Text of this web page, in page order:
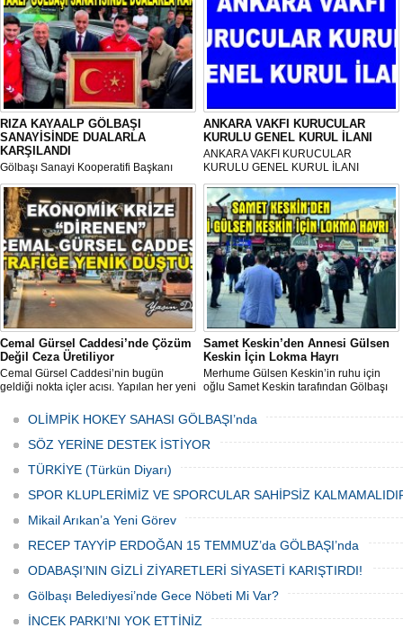
RIZA KAYAALP GÖLBAŞI
SANAYİSİNDE DUALARLA
KARŞILANDI
Gölbaşı Sanayi Kooperatifi Başkanı
Mehmet Aktay öncülüğünde, sanayi
esnafı adına düzenlenen anlamlı anma
programı Sanayi Camii’nde yoğun
katılımla gerçekleştirildi.
ANKARA VAKFI KURUCULAR
KURULU GENEL KURUL İLANI
ANKARA VAKFI KURUCULAR
KURULU GENEL KURUL İLANI
Cemal Gürsel Caddesi’nde Çözüm
Değil Ceza Üretiliyor
Cemal Gürsel Caddesi’nin bugün
geldiği nokta içler acısı. Yapılan her yeni
adeta başka bir noktaya taşıyor
Samet Keskin’den Annesi Gülsen
Keskin İçin Lokma Hayrı
Merhume Gülsen Keskin’in ruhu için
oğlu Samet Keskin tarafından Gölbaşı
önünde lokma ikramı gerçekleştirildi.
Düzenlenen hayra çok sayıda siyasi
temsilci, sivil toplum kuruluşu üyeleri ve
OLİMPİK HOKEY SAHASI GÖLBAŞI’nda
SÖZ YERİNE DESTEK İSTİYOR
TÜRKİYE (Türkün Diyarı)
SPOR KLUPLERİMİZ VE SPORCULAR SAHİPSİZ
Mikail Arıkan’a Yeni Görev
RECEP TAYYİP ERDOĞAN 15 TEMMUZ’da GÖLBAŞI’nda
ODABAŞI’NIN GİZLİ ZİYARETLERİ SİYASETİ KARIŞTIRDI!
Gölbaşı Belediyesi’nde Gece Nöbeti Mi Var?
İNCEK PARKI’NI YOK ETTİNİZ